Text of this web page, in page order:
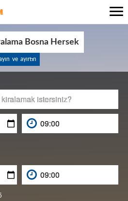
Bosna Hersek
ve ayırtın
